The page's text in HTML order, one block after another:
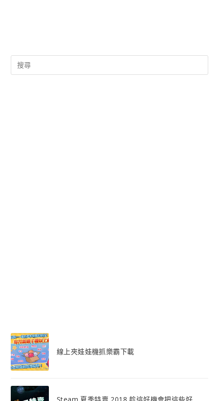
線上夾娃娃機抓樂霸下載